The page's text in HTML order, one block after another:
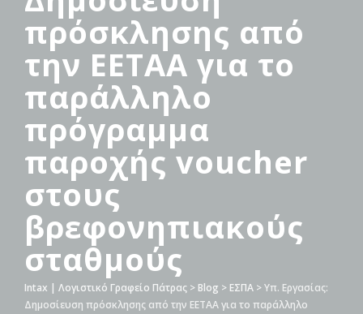
πρόσκλησης από
την ΕΕΤΑΑ για το
παράλληλο
πρόγραμμα
παροχής voucher
στους
βρεφονηπιακούς
σταθμούς
Intax | Λογιστικό Γραφείο Πάτρας > Blog > ΕΣΠΑ >Υπ. Εργασίας:
Δημοσίευση πρόσκλησης από την ΕΕΤΑΑ για το παράλληλο